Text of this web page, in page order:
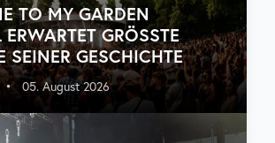
TO MY GARDEN
GRÖSSTE A
GESCHICHTE
• 05. August 2026